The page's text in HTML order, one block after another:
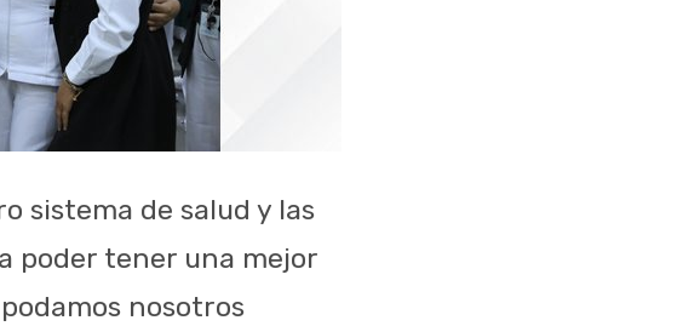
sistema de salud y las
poder tener una mejor
nosotros